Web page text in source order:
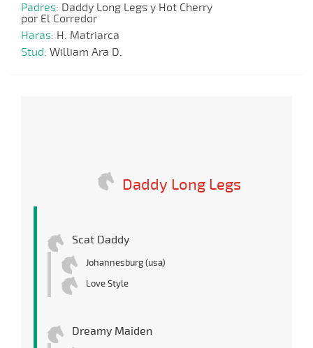
Padres: Daddy Long Legs y Hot Cherry
por El Corredor
Haras: H. Matriarca
Stud: William Ara D.
Daddy Long Legs
Scat Daddy
Johannesburg (usa)
Love Style
Dreamy Maiden